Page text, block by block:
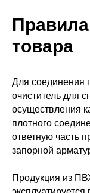
товара
Для соединения
очиститель для
осуществления
плотного
ответную часть
запорной
Продукция из